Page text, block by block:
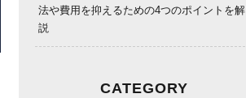
法や費用を抑えるための4つのポイントを解
説
CATEGORY